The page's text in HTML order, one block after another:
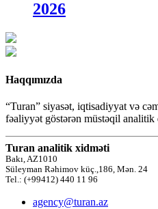
2026
Haqqımızda
“Turan” siyasət, iqtisadiyyat və
fəaliyyət göstərən müstəqil analitik
Turan analitik xidməti
Bakı, AZ1010
Süleyman Rəhimov küç.,186, Mən. 24
Tel.: (+99412) 440 11 96
agency@turan.az